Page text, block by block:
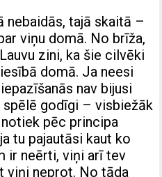
nebaidās, tajā skaitā –
viņu domā. No brīža,
zini, ka šie cilvēki
domā. Ja neesi
nav bijusi
spēlē godīgi – visbiežāk
pēc principa
tu pajautāsi kaut ko
ir neērti, viņi arī tev
viņi neprot. No tāda